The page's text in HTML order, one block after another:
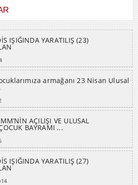
IŞIĞINDA YARATILIŞ (23)
armağanı 23 Nisan Ulusal
AÇILIŞI VE ULUSAL
BAYRAMI ...
IŞIĞINDA YARATILIŞ (27)